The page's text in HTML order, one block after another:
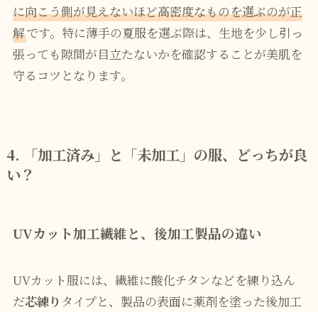
に向こう側が見えないほど高密度なものを選ぶのが正
解です。特に薄手の夏服を選ぶ際は、生地を少し引っ
張っても隙間が目立たないかを確認することが美肌を
守るコツとなります。
4. 「加工済み」と「未加工」の服、どっちが良
い？
UVカット加工繊維と、後加工製品の違い
UVカット服には、繊維に酸化チタンなどを練り込ん
だ芯練り タイプと、製品の表面に薬剤を塗った後加工